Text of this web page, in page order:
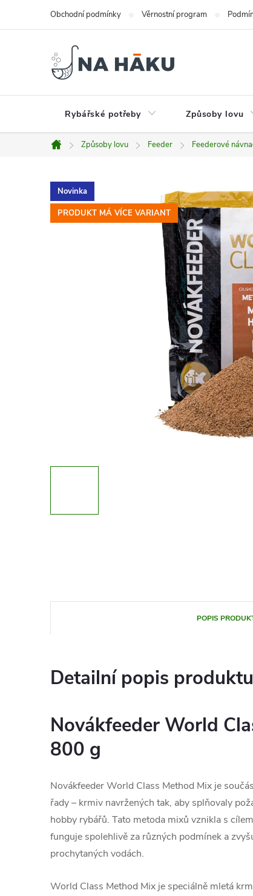
Obchodní podmínky Věrnostní program
Rybářské potřeby Způsoby lovu
Domů
Způsoby lovu Feeder Feederové
Novinka
PRODUKT MÁ VÍCE VARIANT
POPIS
Detailní popis produktu
Novákfeeder World
800 g
Novákfeeder World Class Method Mix je
řady – krmiv navržených tak, aby splňovaly
hobby rybářů. Tato metoda mixů vznikla s
funguje spolehlivě za různých podmínek a
prochytaných vodách.
World Class Method Mix je speciálně mletá